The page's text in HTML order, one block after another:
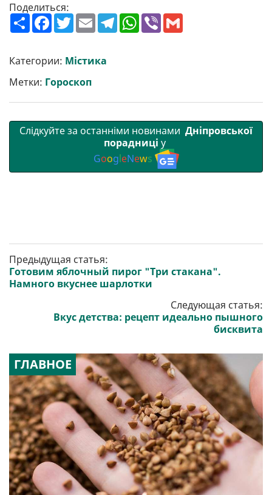
Поделиться:
П
о
р
и
т
и
F
a
b
o
o
k
T
w
t
e
r
E
m
l
T
e
W
h
V
Категории: Містика
Метки: Гороскоп
Слідкуйте за останніми новинами Дніпровської
порадниці у
GoogleNews
Предыдущая статья:
Готовим яблочный пирог "Три стакана".
Намного вкуснее шарлотки
Следующая статья:
Вкус детства: рецепт идеально пышного
бисквита
ГЛАВНОЕ